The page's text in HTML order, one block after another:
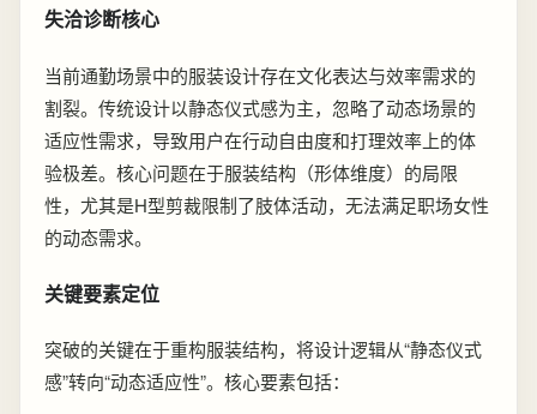
失洽诊断核心
当前通勤场景中的服装设计存在文化表达与效率需求的
割裂。传统设计以静态仪式感为主，忽略了动态场景的
适应性需求，导致用户在行动自由度和打理效率上的体
验极差。核心问题在于服装结构（形体维度）的局限
性，尤其是H型剪裁限制了肢体活动，无法满足职场女性
的动态需求。
关键要素定位
突破的关键在于重构服装结构，将设计逻辑从“静态仪式
感”转向“动态适应性”。核心要素包括：